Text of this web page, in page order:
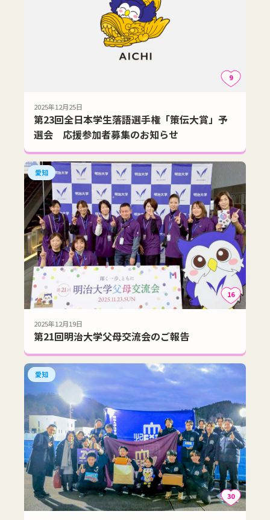
9
2025年12月25日
第23回全日本学生落語選手権「策伝大賞」予
選会 応援参加者募集のお知らせ
愛知
16
2025年12月19日
第21回明治大学父母交流会のご報告
愛知
30